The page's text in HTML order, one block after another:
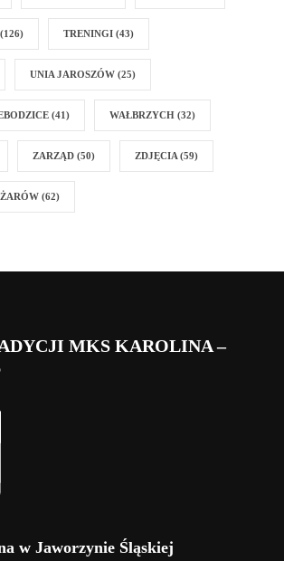
(126) TRENINGI (43)
UNIA JAROSZÓW (25)
(41) WAŁBRZYCH (32)
ZARZĄD (50) ZDJĘCIA (59)
(62)
MKS KAROLINA –
w Jaworzynie Śląskiej